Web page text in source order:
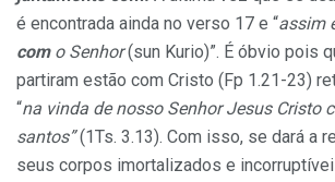
é encontrada ainda no verso 17 e “assim
com o Senhor(sun Kurio)”. É óbvio pois
partiram estão com Cristo (Fp 1.21-23)
“na vinda de nosso Senhor Jesus Cristo
santos”(1Ts. 3.13). Com isso, se dará a
seus corpos imortalizados e